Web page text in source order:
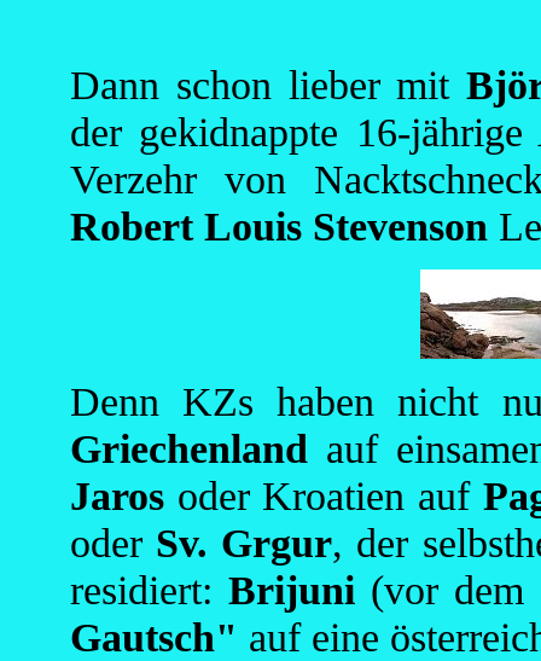
Dann schon lieber mit
der gekidnappte 16-
Verzehr von
Robert Louis Stevenson
Denn KZs haben nicht
Griechenland auf
Jaros oder Kroatien auf
oder Sv. Grgur, der
residiert: Brijuni (vor dem
Gautsch" auf eine